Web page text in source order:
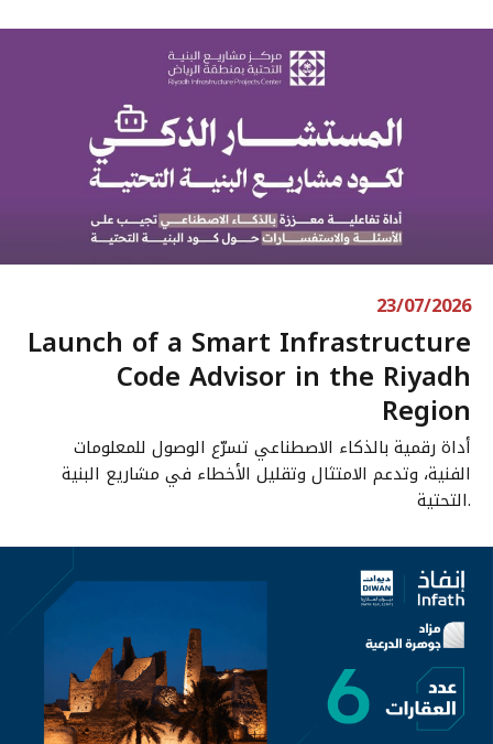
23/07/2026
Launch of a Smart Infrastructure
Code Advisor in the Riyadh
Region
أداة رقمية بالذكاء الاصطناعي تسرّع الوصول للمعلومات
الفنية، وتدعم الامتثال وتقليل الأخطاء في مشاريع البنية
التحتية.